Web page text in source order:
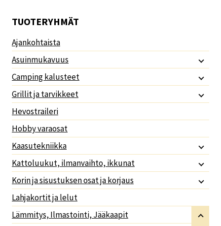
TUOTERYHMÄT
Ajankohtaista
Asuinmukavuus
Camping kalusteet
Grillit ja tarvikkeet
Hevostraileri
Hobby varaosat
Kaasutekniikka
Kattoluukut, ilmanvaihto, ikkunat
Korin ja sisustuksen osat ja korjaus
Lahjakortit ja lelut
Lämmitys, Ilmastointi, Jääkaapit